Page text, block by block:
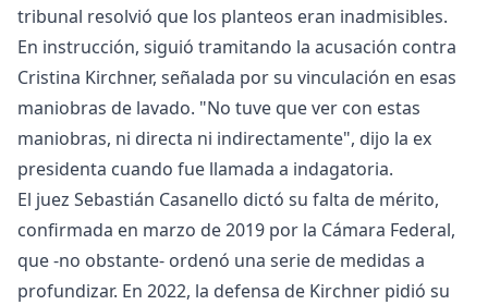
tribunal resolvió que los planteos eran inadmisibles.
En instrucción, siguió tramitando la acusación contra
Cristina Kirchner, señalada por su vinculación en esas
maniobras de lavado. "No tuve que ver con estas
maniobras, ni directa ni indirectamente", dijo la ex
presidenta cuando fue llamada a indagatoria.
El juez Sebastián Casanello dictó su falta de mérito,
confirmada en marzo de 2019 por la Cámara Federal,
que -no obstante- ordenó una serie de medidas a
profundizar. En 2022, la defensa de Kirchner pidió su